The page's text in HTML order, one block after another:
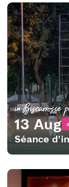
in Biscarrosse
13 Aug
Séance